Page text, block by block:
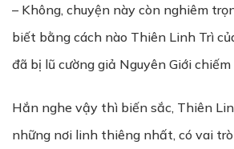
– Không, chuyện này còn nghiêm
biết bằng cách nào Thiên Linh Trì
đã bị lũ cường giả Nguyên Giới chiếm
Hắn nghe vậy thì biến sắc, Thiên
những nơi linh thiêng nhất, có vai